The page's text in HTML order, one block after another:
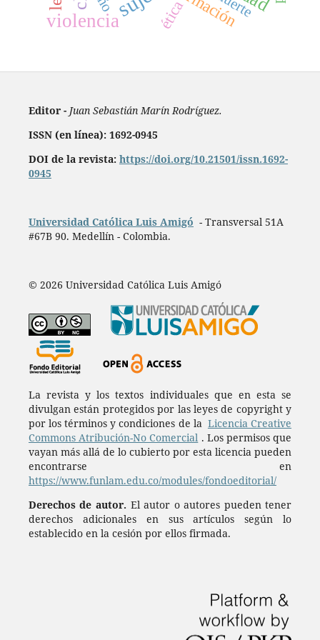
violencia ética
Editor - Juan Sebastián Marín Rodríguez.
ISSN (en línea): 1692-0945
DOI de la revista: https://doi.org/10.21501/issn.1692-
0945
Universidad Católica Luis Amigó - Transversal 51A
#67B 90. Medellín - Colombia.
© 2026 Universidad Católica Luis Amigó
La revista y los textos individuales que en esta se
divulgan están protegidos por las leyes de copyright y
por los términos y condiciones de la Licencia Creative
Commons Atribución-No Comercial . Los permisos que
vayan más allá de lo cubierto por esta licencia pueden
encontrarse en
https://www.funlam.edu.co/modules/fondoeditorial/
Derechos de autor. El autor o autores pueden tener
derechos adicionales en sus artículos según lo
establecido en la cesión por ellos firmada.